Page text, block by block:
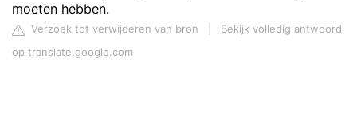
moeten hebben.
Verzoek tot verwijderen van bron
Bekijk volledig antwoord
op translate.google.com